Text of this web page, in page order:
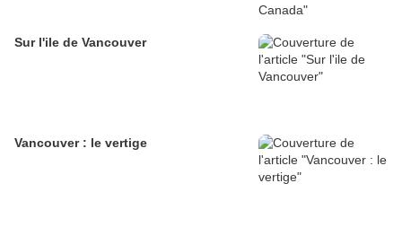
Sur l'ile de Vancouver
Vancouver : le vertige